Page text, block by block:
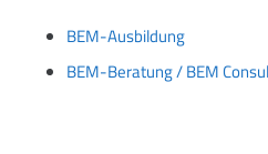
BEM-Ausbildung
BEM-Beratung / BEM